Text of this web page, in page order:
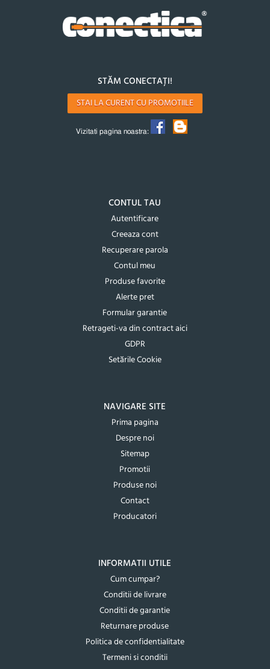
STĂM CONECTAȚI!
STAI LA CURENT CU PROMOTIILE
Vizitati pagina noastra:
CONTUL TAU
Autentificare
Creeaza cont
Recuperare parola
Contul meu
Produse favorite
Alerte pret
Formular garantie
Retrageti-va din contract aici
GDPR
Setările Cookie
NAVIGARE SITE
Prima pagina
Despre noi
Sitemap
Promotii
Produse noi
Contact
Producatori
INFORMATII UTILE
Cum cumpar?
Conditii de livrare
Conditii de garantie
Returnare produse
Politica de confidentialitate
Termeni si conditii